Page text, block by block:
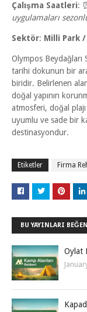
Çalışma Saatleri:
uygulamaları
Sektör: Milli Park
Olympos Beydağları
tarihi dokunun bir
biridir. Belirlenen
doğal yapının
atmosferi, doğal
uyumlu ve sade bir
destinasyondur.
Etiketler Firma
BU YAYINLARI
Oylat